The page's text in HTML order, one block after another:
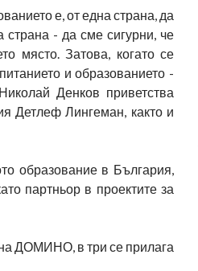
е, от една страна, да
страна - да сме сигурни, че
място. Затова, когато се
и образованието -
Денков приветства
Детлеф Лингеман, както и
образование в България,
партньор в проектите за
на ДОМИНО, в три се прилага